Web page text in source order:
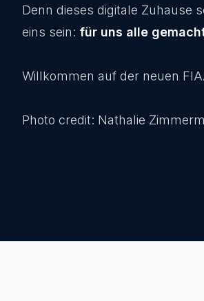
Denn dieses digitale Zuhause
eins sein: für uns alle
Willkommen auf der neuen
Photo credit: Nathalie